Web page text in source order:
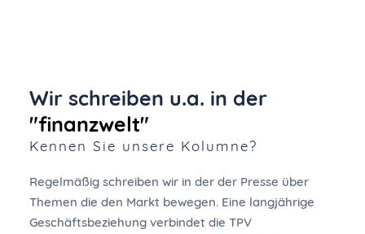
Wir schreiben u.a. in der
"finanzwelt"
Kennen Sie unsere Kolumne?
Regelmäßig schreiben wir in der der Presse über
Themen die den Markt bewegen. Eine langjährige
Geschäftsbeziehung verbindet die TPV